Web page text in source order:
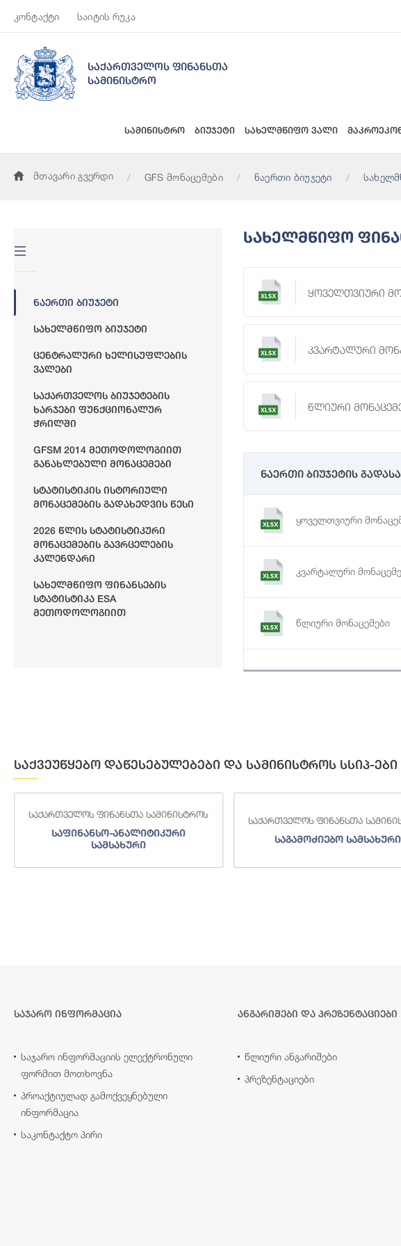
კონტაქტი საიტის რუკა
საქართველოს ფინანსთა
სამინისტრო
სამინისტრო ბიუჯეტი სახელმწიფო ვალი
მთავარი გვერდი GFS მონაცემები ნაერთი ბიუჯეტი
Ნაერთი Ბიუჯეტი
Სახელმწიფო Ბიუჯეტი
Ცენტრალური Ხელისუფლების
Ვალები
Საქართველოს Ბიუჯეტების
Ხარჯები Ფუნქციონალურ
Ჭრილში
GFSM 2014 Მეთოდოლოგიით
Განახლებული Მონაცემები
Სტატისტიკის Ისტორიული
Მონაცემების Გადახედვის Წესი
2026 Წლის Სტატისტიკური
Მონაცემების Გავრცელების
Კალენდარი
Სახელმწიფო Ფინანსების
Სტატისტიკა ESA
Მეთოდოლოგიით
Სახელმწიფო
ყოველთვიური
კვარტალური
წლიური
ნაერთი ბიუჯეტის
ყოველთვიური
კვარტალური
წლიური მონაცემები
საქვეუწყებო დაწესებულებები და სამინისტროს სსიპ-ები
საქართველოს ფინანსთა სამინისტროს
საფინანსო-ანალიტიკური
სამსახური
საქართველოს ფინანსთა
საგამოძიებო სამსახური
საჯარო ინფორმაცია
საჯარო ინფორმაციის ელექტრონული
ფორმით მოთხოვნა
პროაქტიულად გამოქვეყნებული
ინფორმაცია
საკონტაქტო პირი
ანგარიშები და პრეზენტაციები
წლიური ანგარიშები
პრეზენტაციები